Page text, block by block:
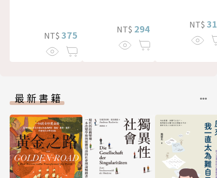
NT$ 375 NT$ 294 NT$
最新書籍